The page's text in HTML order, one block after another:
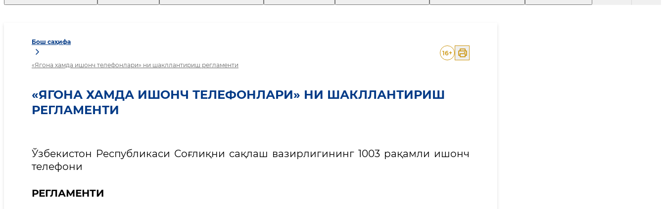
Бош саҳифа
«Ягона хамда ишонч телефонлари» ни шакллантириш регламенти
16+
«ЯГОНА ХАМДА ИШОНЧ ТЕЛЕФОНЛАРИ» НИ ШАКЛЛАНТИРИШ
РЕГЛАМЕНТИ
Ўзбекистон Республикаси Соғлиқни сақлаш вазирлигининг 1003 рақамли ишонч
телефони
РЕГЛАМЕНТИ